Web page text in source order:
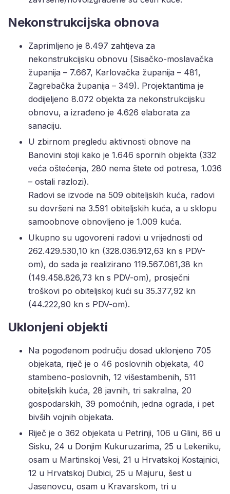
Nekonstrukcijska obnova
Zaprimljeno je 8.497 zahtjeva za
nekonstrukcijsku obnovu (Sisačko-moslavačka
županija – 7.667, Karlovačka županija – 481,
Zagrebačka županija – 349). Projektantima je
dodijeljeno 8.072 objekta za nekonstrukcijsku
obnovu, a izrađeno je 4.626 elaborata za
sanaciju.
U zbirnom pregledu aktivnosti obnove na
Banovini stoji kako je 1.646 spornih objekta (332
veća oštećenja, 280 nema štete od potresa, 1.036
– ostali razlozi).
Radovi se izvode na 509 obiteljskih kuća, radovi
su dovršeni na 3.591 obiteljskih kuća, a u sklopu
samoobnove obnovljeno je 1.009 kuća.
Ukupno su ugovoreni radovi u vrijednosti od
262.429.530,10 kn (328.036.912,63 kn s PDV-
om), do sada je realizirano 119.567.061,38 kn
(149.458.826,73 kn s PDV-om), prosječni
troškovi po obiteljskoj kući su 35.377,92 kn
(44.222,90 kn s PDV-om).
Uklonjeni objekti
Na pogođenom području dosad uklonjeno 705
objekata, riječ je o 46 poslovnih objekata, 40
stambeno-poslovnih, 12 višestambenih, 511
obiteljskih kuća, 28 javnih, tri sakralna, 20
gospodarskih, 39 pomoćnih, jedna ograda, i pet
bivših vojnih objekata.
Riječ je o 362 objekata u Petrinji, 106 u Glini, 86 u
Sisku, 24 u Donjim Kukuruzarima, 25 u Lekeniku,
osam u Martinskoj Vesi, 21 u Hrvatskoj Kostajnici,
12 u Hrvatskoj Dubici, 25 u Majuru, šest u
Jasenovcu, osam u Kravarskom, tri u